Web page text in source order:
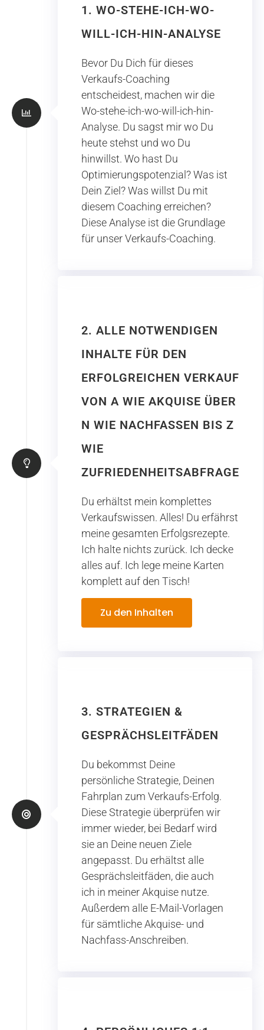
1. WO-STEHE-ICH-WO-
WILL-ICH-HIN-ANALYSE
Bevor Du Dich für dieses
Verkaufs-Coaching
entscheidest, machen wir die
Wo-stehe-ich-wo-will-ich-hin-
Analyse. Du sagst mir wo Du
heute stehst und wo Du
hinwillst. Wo hast Du
Optimierungspotenzial? Was ist
Dein Ziel? Was willst Du mit
diesem Coaching erreichen?
Diese Analyse ist die Grundlage
für unser Verkaufs-Coaching.
2. ALLE NOTWENDIGEN
INHALTE FÜR DEN
ERFOLGREICHEN VERKAUF
VON A WIE AKQUISE ÜBER
N WIE NACHFASSEN BIS Z
WIE
ZUFRIEDENHEITSABFRAGE
Du erhältst mein komplettes
Verkaufswissen. Alles! Du erfährst
meine gesamten Erfolgsrezepte.
Ich halte nichts zurück. Ich decke
alles auf. Ich lege meine Karten
komplett auf den Tisch!
Zu den Inhalten
3. STRATEGIEN &
GESPRÄCHSLEITFÄDEN
Du bekommst Deine
persönliche Strategie, Deinen
Fahrplan zum Verkaufs-Erfolg.
Diese Strategie überprüfen wir
immer wieder, bei Bedarf wird
sie an Deine neuen Ziele
angepasst. Du erhältst alle
Gesprächsleitfäden, die auch
ich in meiner Akquise nutze.
Außerdem alle E-Mail-Vorlagen
für sämtliche Akquise- und
Nachfass-Anschreiben.